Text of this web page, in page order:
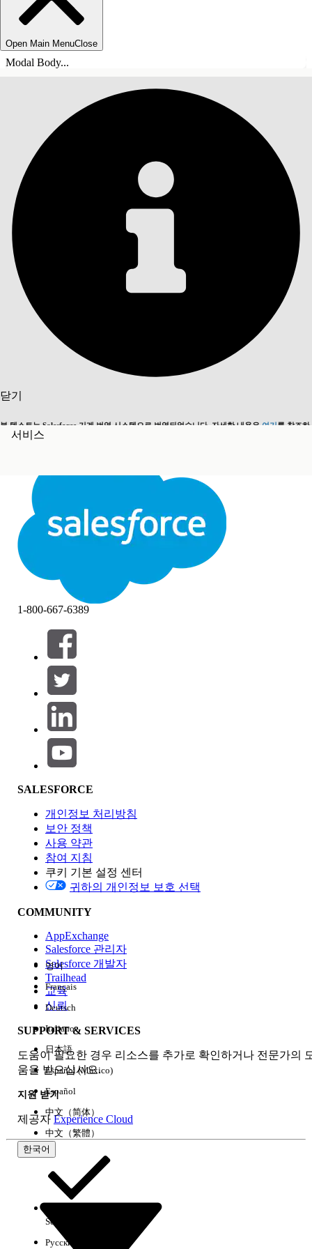
Open Main MenuClose
Modal Body...
닫기
본 텍스트는 Salesforce 기계 번역 시스템으로 번역되었습니다. 자세한 내용은 여기를 참조하
세요.
영어로 전환
닫기
서비스
필터 기준 (0)
필터 선택
제품 영역
기능 영향
Edition
경험
1-800-667-6389
SALESFORCE
개인정보 처리방침
보안 정책
사용 약관
참여 지침
쿠키 기본 설정 센터
귀하의 개인정보 보호 선택
COMMUNITY
AppExchange
Salesforce 관리자
Salesforce 개발자
Trailhead
교육
신뢰
SUPPORT & SERVICES
도움이 필요한 경우 리소스를 추가로 확인하거나 전문가의
움을 받으십시오.
지원 받기
제공자 Experience Cloud
한국어
영어
Français
Deutsch
Italiano
日本語
Español (México)
Español
中文（简体）
中文（繁體）
Select Org
Русский